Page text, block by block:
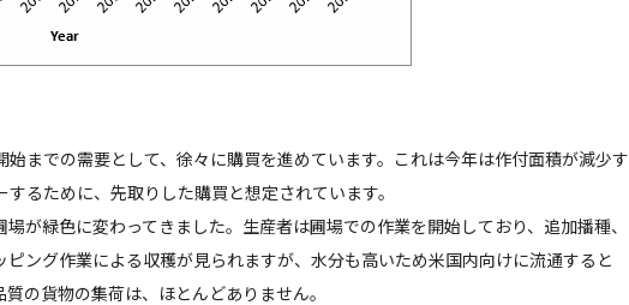
までの需要として、徐々に購買を進めています。これは今年は作付面積が減少す
るために、先取りした購買と想定されています。
が緑色に変わってきました。生産者は圃場での作業を開始しており、追加播種、
ング作業による収穫が見られますが、水分も高いため米国内向けに流通すると
の貨物の集荷は、ほとんどありません。